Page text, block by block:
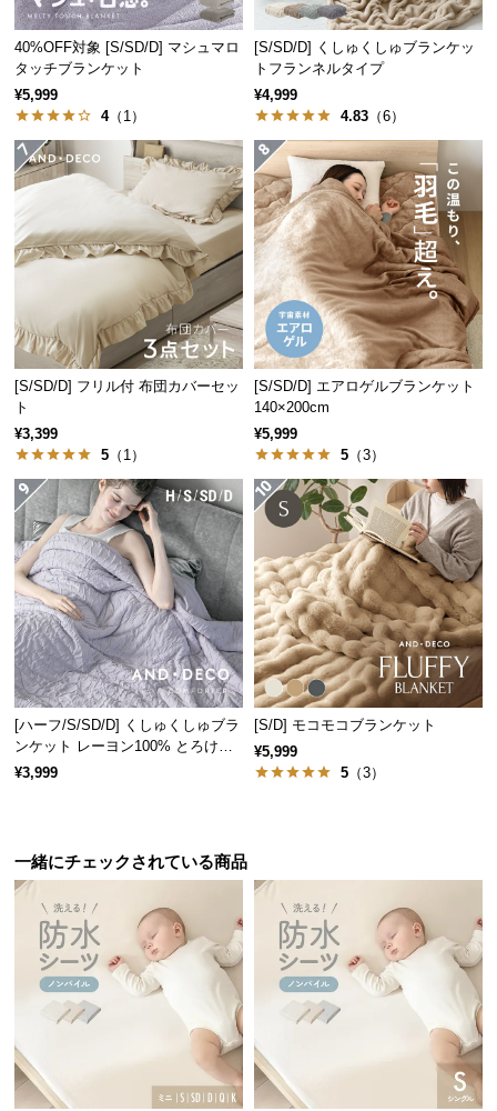
に
つ
い
保
証
い
て
員
規
約
つ
て
お
客
様
サ
ポ
ー
ト
ら
せ
40%OFF対象 [S/SD/D] マシュマロ
タッチブランケット
¥5,999
4（1）
[S/SD/D] くしゅくしゅブランケッ
トフランネルタイプ
¥4,999
4.83 （6）
[S/SD/D] フリル付 布団カバーセッ
ト
¥3,399
5 （1）
[S/SD/D] エアロゲルブランケット
140×200cm
¥5,999
5 （3）
[ハーフ/S/SD/D] くしゅくしゅブラ
ンケット レーヨン100% とろける
肌触り
¥3,999
[S/D] モコモコブランケット
¥5,999
5 （3）
一緒にチェックされている商品